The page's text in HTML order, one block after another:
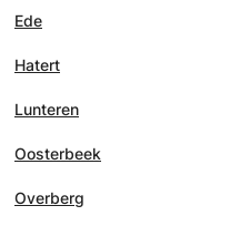
Ede
Hatert
Lunteren
Oosterbeek
Overberg